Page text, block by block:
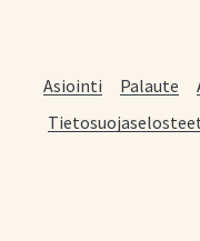
Asiointi Palaute